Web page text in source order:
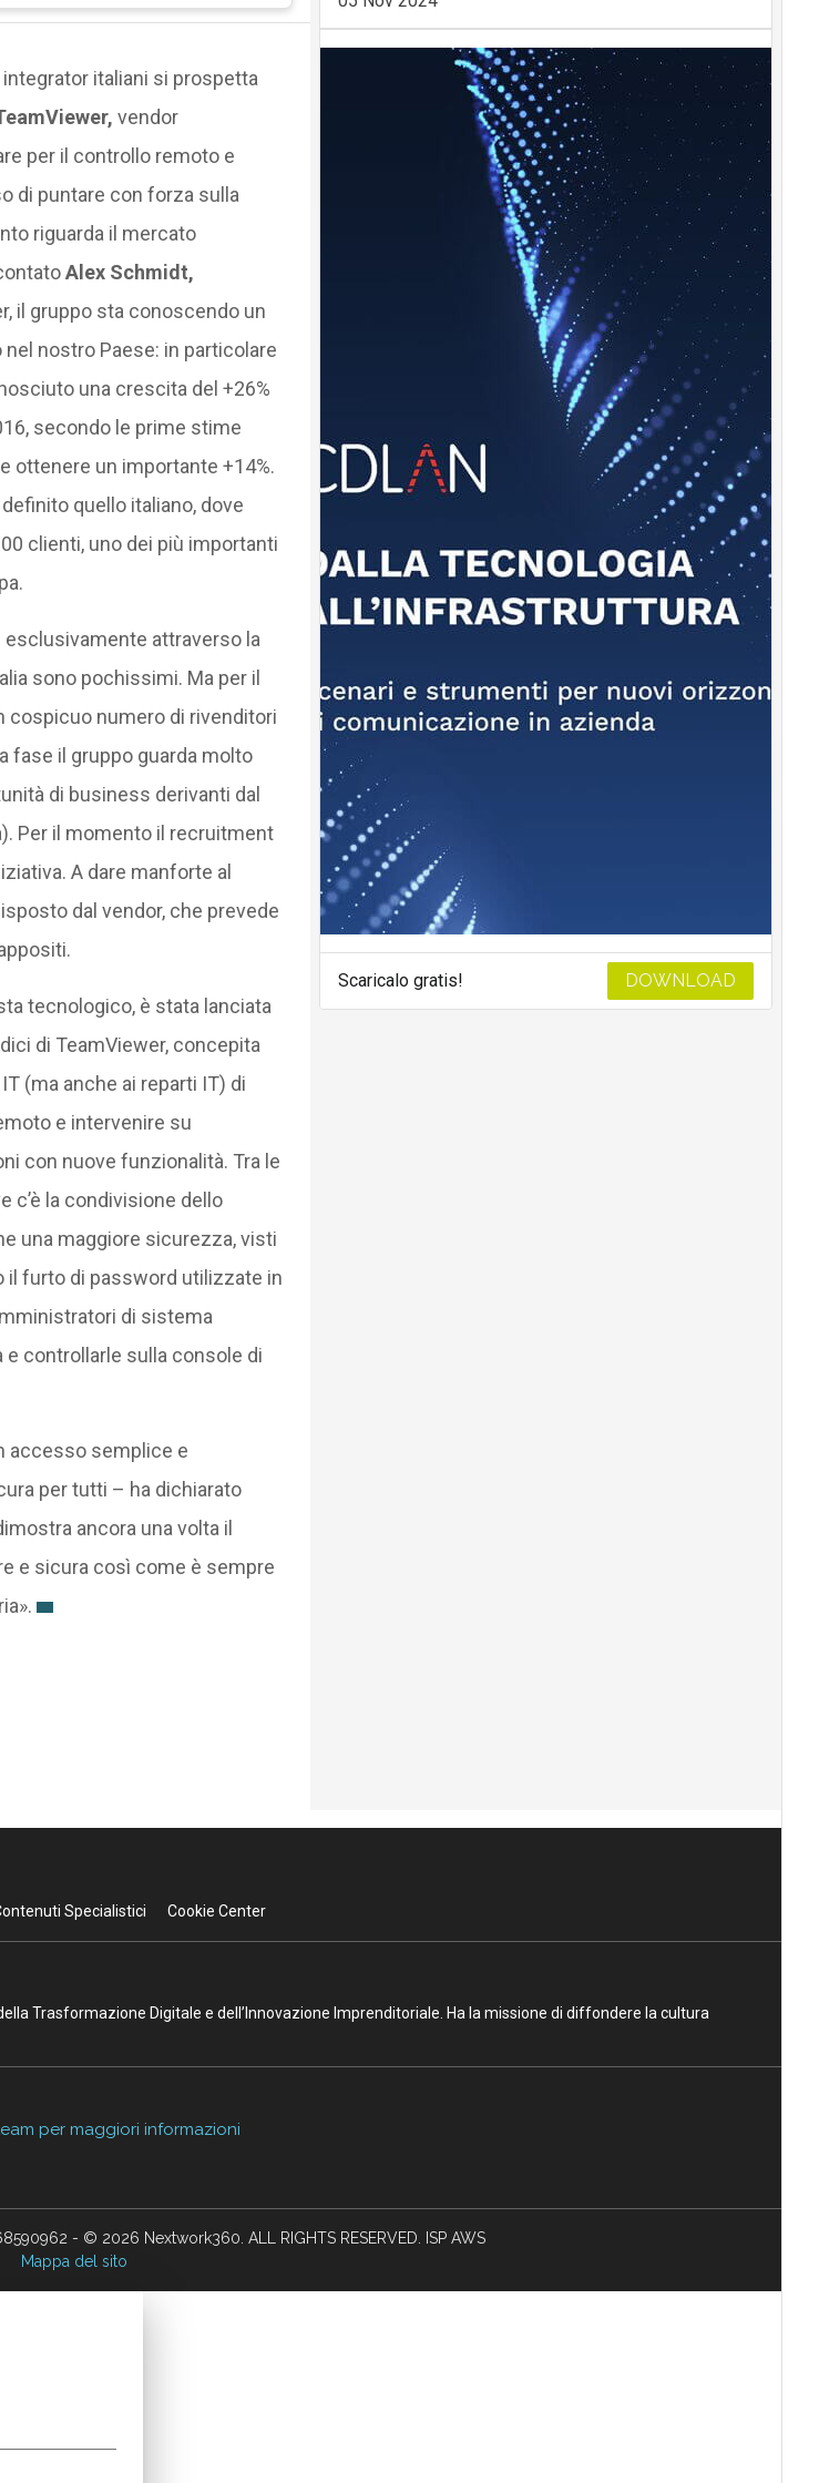
italiani si prospetta
vendor
per il controllo remoto e
di puntare con forza sulla
riguarda il mercato
Alex Schmidt,
il gruppo sta conoscendo un
nostro Paese: in particolare
una crescita del +26%
secondo le prime stime
ottenere un importante +14%.
quello italiano, dove
clienti, uno dei più importanti
attraverso la
sono pochissimi. Ma per il
cospicuo numero di rivenditori
fase il gruppo guarda molto
di business derivanti dal
Per il momento il recruitment
A dare manforte al
dal vendor, che prevede
tecnologico, è stata lanciata
di TeamViewer, concepita
(ma anche ai reparti IT) di
e intervenire su
con nuove funzionalità. Tra le
c’è la condivisione dello
una maggiore sicurezza, visti
il furto di password utilizzate in
di sistema
controllarle sulla console di
accesso semplice e
per tutti – ha dichiarato
ancora una volta il
e sicura così come è sempre
Scaricalo gratis! DOWNLOAD
Specialistici Cookie Center
Trasformazione Digitale e dell’Innovazione Imprenditoriale. Ha la missione di diffondere la cultura
per maggiori informazioni
- © 2026 Nextwork360. ALL RIGHTS RESERVED. ISP AWS
Mappa del sito